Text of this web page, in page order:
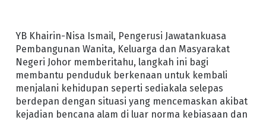
YB Khairin-Nisa Ismail, Pengerusi Jawatankuasa
Pembangunan Wanita, Keluarga dan Masyarakat
Negeri Johor memberitahu, langkah ini bagi
membantu penduduk berkenaan untuk kembali
menjalani kehidupan seperti sediakala selepas
berdepan dengan situasi yang mencemaskan akibat
kejadian bencana alam di luar norma kebiasaan dan